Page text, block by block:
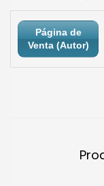
Página de
Venta (Autor)